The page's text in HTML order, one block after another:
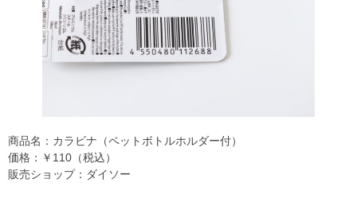
商品名：カラビナ（ペットボトルホルダー付）
価格：￥110（税込）
販売ショップ：ダイソー